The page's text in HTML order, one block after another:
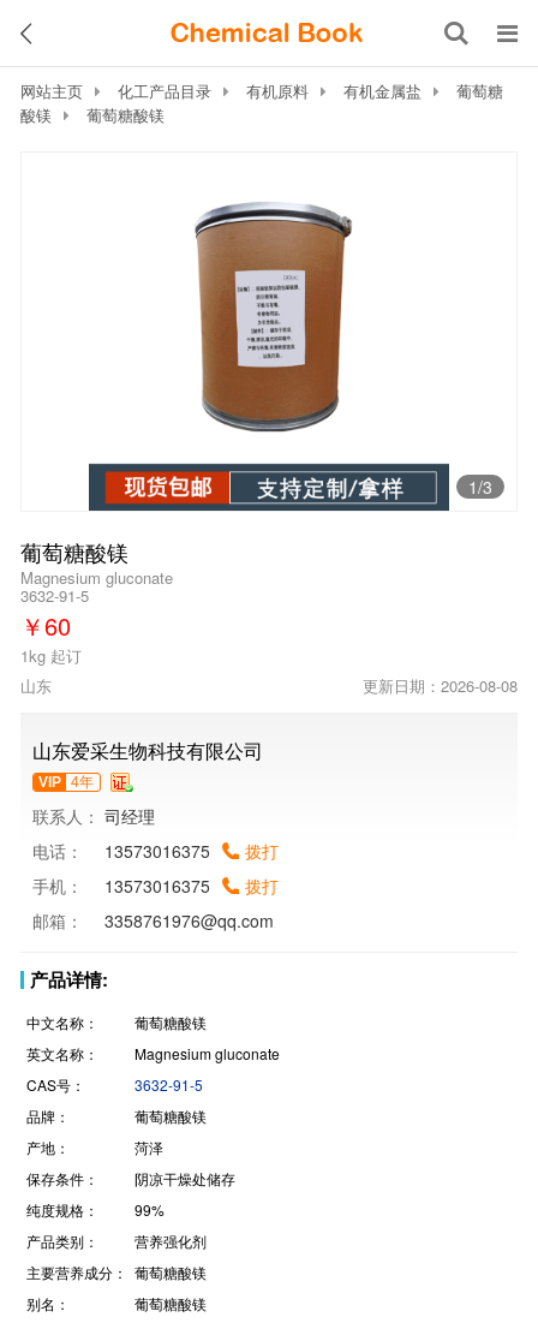
网站主页 化工产品目录 有机原料 有机金属盐
葡萄糖
酸镁
葡萄糖酸镁
1/3
葡萄糖酸镁
Magnesium gluconate
3632-91-5
￥60
1kg 起订
山东
更新日期：2026-08-08
山东爱采生物科技有限公司
VIP 4年
联系人： 司经理
电话：
13573016375
拨打
手机：
13573016375
拨打
邮箱：
3358761976@qq.com
产品详情:
中文名称：
葡萄糖酸镁
英文名称：
Magnesium gluconate
CAS号：
3632-91-5
品牌：
葡萄糖酸镁
产地：
菏泽
保存条件：
阴凉干燥处储存
纯度规格：
99%
产品类别：
营养强化剂
主要营养成分：
葡萄糖酸镁
别名：
葡萄糖酸镁